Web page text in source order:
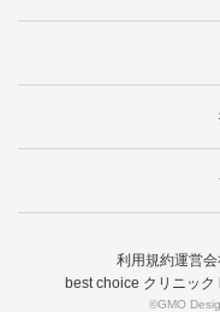
利用規約運営会
best choice クリニック
©GMO